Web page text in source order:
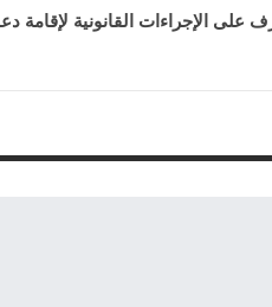
على الإجراءات القانونية